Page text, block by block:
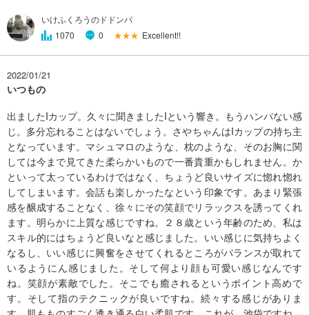
いけふくろうのドドンパ
1070
0 ★★★ Excellent!!
2022/01/21
いつもの
出ましたIカップ。久々に聞きましたIという響き。もうハンパない感
じ。多分忘れることはないでしょう。さやちゃんはIカップの持ち主
となっています。マシュマロのような、枕のような、そのお胸に関
しては今まで見てきた柔らかいもので一番貴重かもしれません。か
といって太っているわけではなく、ちょうど良いサイズに惚れ惚れ
してしまいます。会話も楽しかったなという印象です。あまり緊張
感を醸成することなく、徐々にその笑顔でリラックスを誘ってくれ
ます。明らかに上質な感じですね。２８歳という年齢のため、私は
スキル的にはちょうど良いなと感じました。いい感じに気持ちよく
なるし、いい感じに興奮をさせてくれるところがバランスが取れて
いるようにん感じました。そして何より顔も可愛い感じなんです
ね。笑顔が素敵でした。そこでも癒されるというポイント高めで
す。そして指のテクニックが良いですね。続々する感じがありま